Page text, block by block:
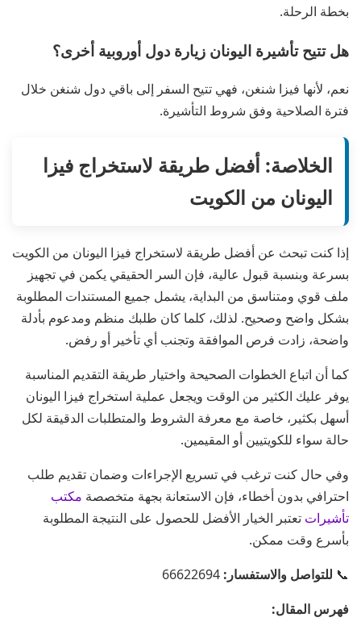
بخطة الرحلة.
هل تتيح تأشيرة اليونان زيارة دول أوروبية أخرى؟
نعم، لأنها فيزا شنغن، فهي تتيح السفر إلى باقي دول شنغن خلال
فترة الصلاحية وفق شروط التأشيرة.
الخلاصة: أفضل طريقة لاستخراج فيزا
اليونان من الكويت
إذا كنت تبحث عن أفضل طريقة لاستخراج فيزا اليونان من الكويت
بسرعة وبنسبة قبول عالية، فإن السر الحقيقي يكمن في تجهيز
ملف قوي ومتناسق من البداية، يشمل جميع المستندات المطلوبة
بشكل واضح وصحيح. لذلك، كلما كان طلبك منظم ومدعوم بأدلة
واضحة، زادت فرص الموافقة وتجنب أي تأخير أو رفض.
كما أن اتباع الخطوات الصحيحة واختيار طريقة التقديم المناسبة
يوفر عليك الكثير من الوقت ويجعل عملية استخراج فيزا اليونان
أسهل بكثير، خاصة مع معرفة الشروط والمتطلبات الدقيقة لكل
حالة سواء للكويتيين أو المقيمين.
وفي حال كنت ترغب في تسريع الإجراءات وضمان تقديم طلب
احترافي بدون أخطاء، فإن الاستعانة بجهة متخصصة مكتب
تأشيرات تعتبر الخيار الأفضل للحصول على النتيجة المطلوبة
بأسرع وقت ممكن.
📞 للتواصل والاستفسار:
فهرس المقال: